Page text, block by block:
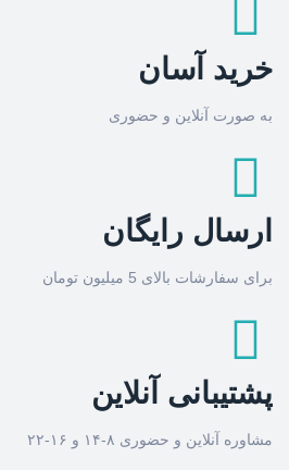
خرید آسان
به صورت آنلاین و حضوری
ارسال رایگان
برای سفارشات بالای 5 میلیون تومان
پشتیبانی آنلاین
مشاوره آنلاین و حضوری ۸-۱۴ و ۱۶-۲۲